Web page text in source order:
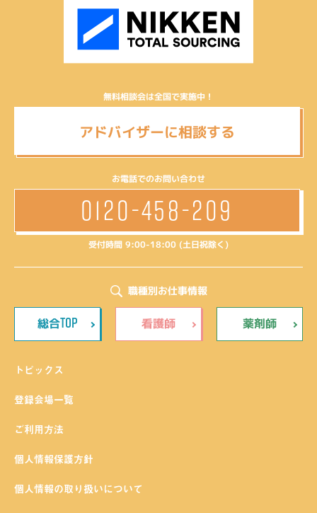
無料相談会は全国で実施中！
アドバイザーに相談する
お電話でのお問い合わせ
0120-458-209
受付時間 9:00-18:00 (土日祝除く)
職種別お仕事情報
総合TOP 看護師 薬剤師
トピックス
登録会場一覧
ご利用方法
個人情報保護方針
個人情報の取り扱いについて